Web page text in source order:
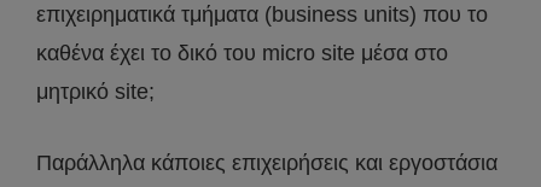
επιχειρηματικά τμήματα (business units) που το
καθένα έχει το δικό του micro site μέσα στο
μητρικό site;
Παράλληλα κάποιες επιχειρήσεις και εργοστάσια